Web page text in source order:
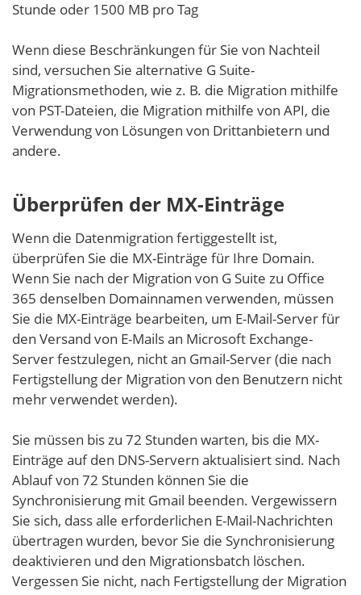
Stunde oder 1500 MB pro Tag
Wenn diese Beschränkungen für Sie von Nachteil
sind, versuchen Sie alternative G Suite-
Migrationsmethoden, wie z. B. die Migration mithilfe
von PST-Dateien, die Migration mithilfe von API, die
Verwendung von Lösungen von Drittanbietern und
andere.
Überprüfen der MX-Einträge
Wenn die Datenmigration fertiggestellt ist,
überprüfen Sie die MX-Einträge für Ihre Domain.
Wenn Sie nach der Migration von G Suite zu Office
365 denselben Domainnamen verwenden, müssen
Sie die MX-Einträge bearbeiten, um E-Mail-Server für
den Versand von E-Mails an Microsoft Exchange-
Server festzulegen, nicht an Gmail-Server (die nach
Fertigstellung der Migration von den Benutzern nicht
mehr verwendet werden).
Sie müssen bis zu 72 Stunden warten, bis die MX-
Einträge auf den DNS-Servern aktualisiert sind. Nach
Ablauf von 72 Stunden können Sie die
Synchronisierung mit Gmail beenden. Vergewissern
Sie sich, dass alle erforderlichen E-Mail-Nachrichten
übertragen wurden, bevor Sie die Synchronisierung
deaktivieren und den Migrationsbatch löschen.
Vergessen Sie nicht, nach Fertigstellung der Migration